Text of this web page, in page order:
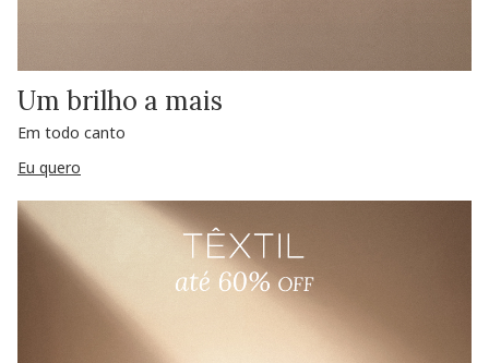
Um brilho a mais
Em todo canto
Eu quero